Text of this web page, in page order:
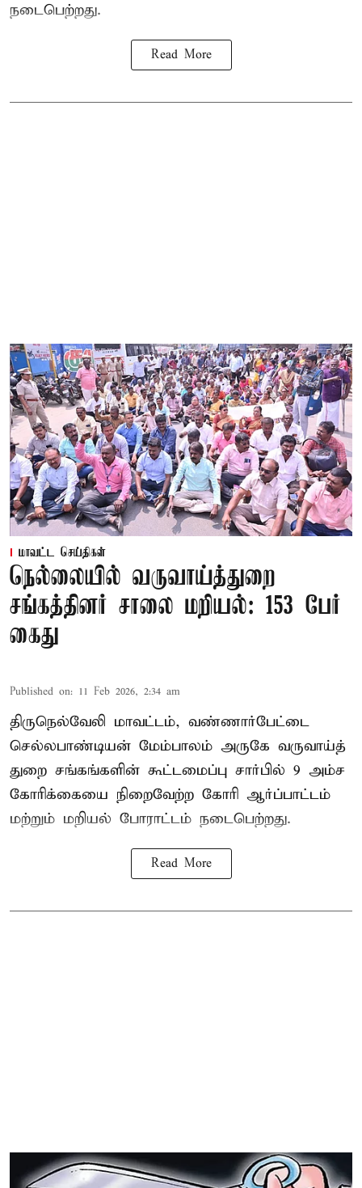
நடைபெற்றது.
Read More
மாவட்ட செய்திகள்
நெல்லையில் வருவாய்த்துறை
சங்கத்தினர் சாலை மறியல்: 153 பேர்
கைது
Published on: 11 Feb 2026, 2:34 am
திருநெல்வேலி மாவட்டம், வண்ணார்பேட்டை
செல்லபாண்டியன் மேம்பாலம் அருகே வருவாய்த்
துறை சங்கங்களின் கூட்டமைப்பு சார்பில் 9 அம்ச
கோரிக்கையை நிறைவேற்ற கோரி ஆர்ப்பாட்டம்
மற்றும் மறியல் போராட்டம் நடைபெற்றது.
Read More